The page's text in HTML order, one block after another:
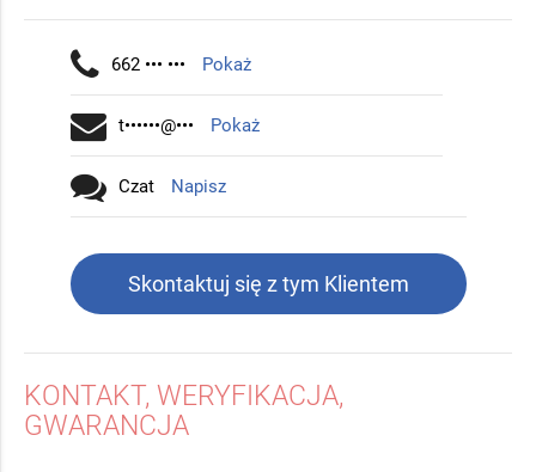
662 ••• ••• Pokaż
t••••••@••• Pokaż
Czat Napisz
Skontaktuj się z tym Klientem
KONTAKT, WERYFIKACJA,
GWARANCJA